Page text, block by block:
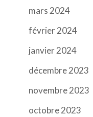
mars 2024
février 2024
janvier 2024
décembre 2023
novembre 2023
octobre 2023